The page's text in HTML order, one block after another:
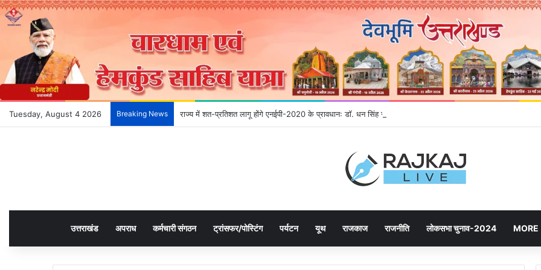
Tuesday, August 4 2026 Breaking News राज्य में शत-प्रतिशत लागू होंगे एनईपी-2020 के प्रावधानः डाॅ. धन सिंह रावत
उत्तराखंड अपराध कर्मचारी संगठन ट्रांसफर/पोस्टिंग पर्यटन यूथ राजकाज राजनीति लोकसभा चुनाव-2024 MORE